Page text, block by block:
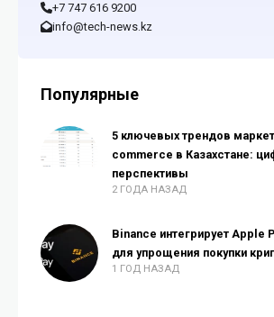
+7 747 616 9200
info@tech-news.kz
Популярные
5 ключевых трендов
commerce в Казахстане:
перспективы
2 ГОДА НАЗАД
Binance интегрирует Apple Pay и Google Pay
для упрощения покупки
1 ГОД НАЗАД